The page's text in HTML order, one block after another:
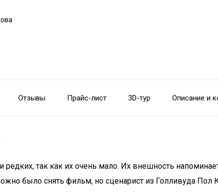
Отзывы Прайс-лист 3D-тур Описание и
так как их очень мало. Их внешность
было снять фильм, но сценарист из Голливуда Пол